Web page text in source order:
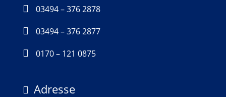

03494 – 376 2878

03494 – 376 2877

0170 – 121 0875
 Adresse